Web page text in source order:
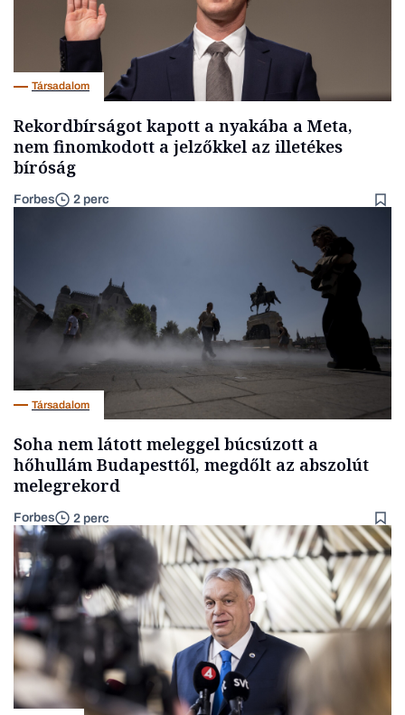
Társadalom
Rekordbírságot kapott a nyakába a Meta,
nem finomkodott a jelzőkkel az illetékes
bíróság
Forbes 2 perc
Társadalom
Soha nem látott meleggel búcsúzott a
hőhullám Budapesttől, megdőlt az abszolút
melegrekord
Forbes 2 perc